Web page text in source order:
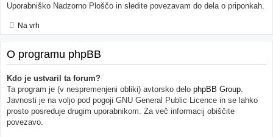
Uporabniško Nadzorno Ploščo in sledite povezavam do dela o priponkah.
Na vrh
O programu phpBB
Kdo je ustvaril ta forum?
Ta program je (v nespremenjeni obliki) avtorsko delo phpBB Group.
Javnosti je na voljo pod pogoji GNU General Public Licence in se lahko
prosto posreduje drugim uporabnikom. Za več informacij obiščite
povezavo.